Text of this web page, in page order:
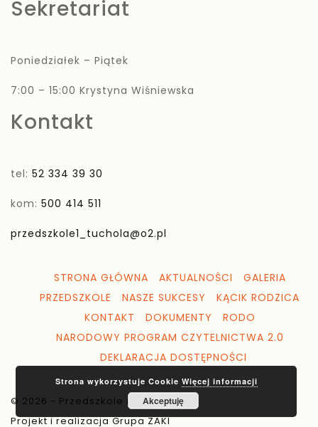
Sekretariat
Poniedziałek – Piątek
7:00 – 15:00 Krystyna Wiśniewska
Kontakt
tel: 52 334 39 30
kom: 500 414 511
przedszkole1_tuchola@o2.pl
STRONA GŁÓWNA AKTUALNOŚCI
GALERIA
PRZEDSZKOLE
NASZE SUKCESY
KĄCIK RODZICA
KONTAKT
DOKUMENTY
RODO
NARODOWY PROGRAM CZYTELNICTWA 2.0
DEKLARACJA DOSTĘPNOŚCI
© 2026 - Przedszkole nr 1 Tuchola
Projekt i realizacja Grupa ZAKI
Strona wykorzystuje Cookie Więcej informacji
Akceptuję